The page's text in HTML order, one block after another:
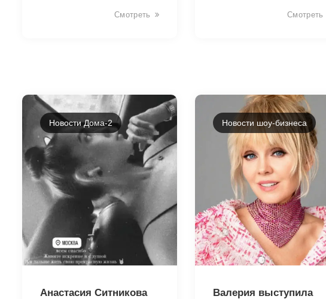
Смотреть Смотреть
Новости Дома-2
Анастасия Ситникова
Новости шоу-бизнеса
Валерия выступила